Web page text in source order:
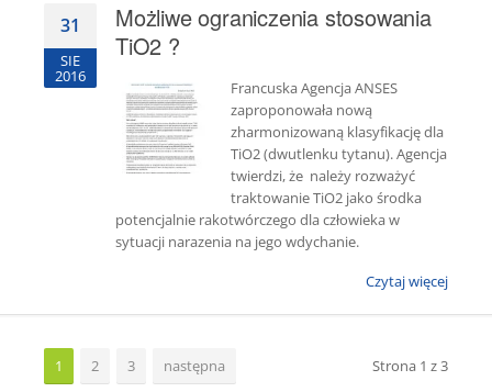
31
SIE
2016
Możliwe ograniczenia stosowania
TiO2 ?
Francuska Agencja ANSES
zaproponowała nową
zharmonizowaną klasyfikację dla
TiO2 (dwutlenku tytanu). Agencja
twierdzi, że należy rozważyć
traktowanie TiO2 jako środka
potencjalnie rakotwórczego dla człowieka w
sytuacji narazenia na jego wdychanie.
Czytaj więcej
Strona 1 z 3
1 2 3 następna